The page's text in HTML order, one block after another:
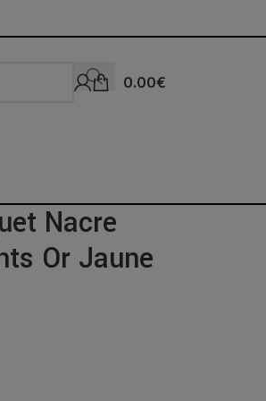
0.00€
Nacre
Or Jaune